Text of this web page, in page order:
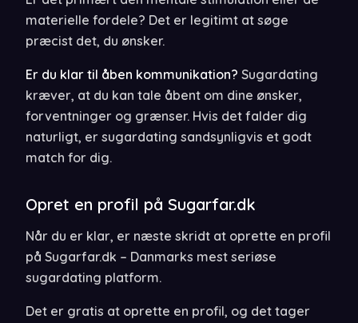
materielle fordele? Det er legitimt at søge
præcist det, du ønsker.
Er du klar til åben kommunikation? Sugardating
kræver, at du kan tale åbent om dine ønsker,
forventninger og grænser. Hvis det falder dig
naturligt, er sugardating sandsynligvis et godt
match for dig.
Opret en profil på Sugarfar.dk
Når du er klar, er næste skridt at oprette en profil
på Sugarfar.dk – Danmarks mest seriøse
sugardating platform.
Det er gratis at oprette en profil, og det tager